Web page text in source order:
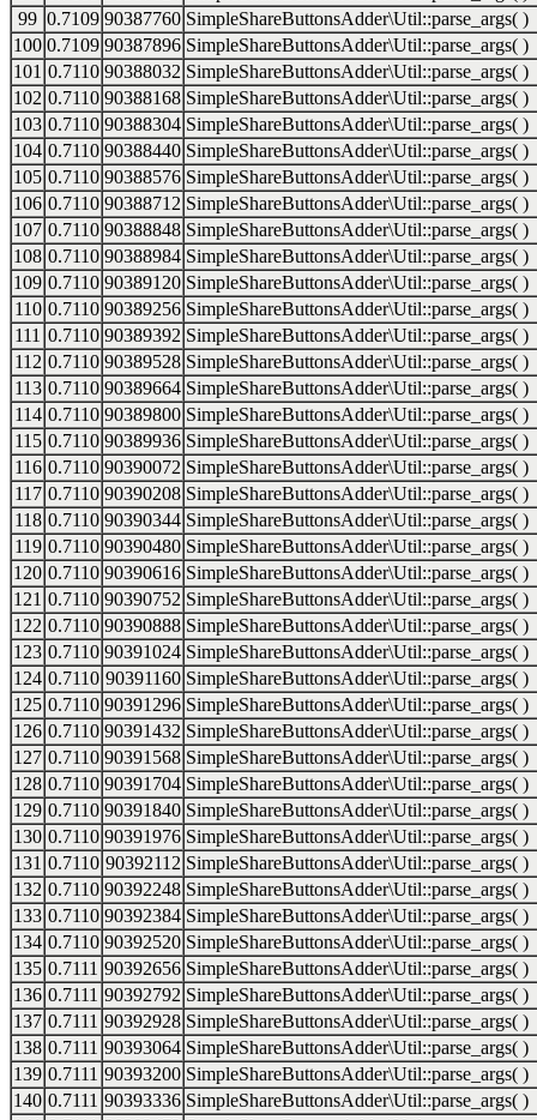
99 0.7109 90387760 SimpleShareButtonsAdder\Util::parse_args( )
100 0.7109 90387896 SimpleShareButtonsAdder\Util::parse_args( )
101 0.7110 90388032 SimpleShareButtonsAdder\Util::parse_args( )
102 0.7110 90388168 SimpleShareButtonsAdder\Util::parse_args( )
103 0.7110 90388304 SimpleShareButtonsAdder\Util::parse_args( )
104 0.7110 90388440 SimpleShareButtonsAdder\Util::parse_args( )
105 0.7110 90388576 SimpleShareButtonsAdder\Util::parse_args( )
106 0.7110 90388712 SimpleShareButtonsAdder\Util::parse_args( )
107 0.7110 90388848 SimpleShareButtonsAdder\Util::parse_args( )
108 0.7110 90388984 SimpleShareButtonsAdder\Util::parse_args( )
109 0.7110 90389120 SimpleShareButtonsAdder\Util::parse_args( )
110 0.7110 90389256 SimpleShareButtonsAdder\Util::parse_args( )
111 0.7110 90389392 SimpleShareButtonsAdder\Util::parse_args( )
112 0.7110 90389528 SimpleShareButtonsAdder\Util::parse_args( )
113 0.7110 90389664 SimpleShareButtonsAdder\Util::parse_args( )
114 0.7110 90389800 SimpleShareButtonsAdder\Util::parse_args( )
115 0.7110 90389936 SimpleShareButtonsAdder\Util::parse_args( )
116 0.7110 90390072 SimpleShareButtonsAdder\Util::parse_args( )
117 0.7110 90390208 SimpleShareButtonsAdder\Util::parse_args( )
118 0.7110 90390344 SimpleShareButtonsAdder\Util::parse_args( )
119 0.7110 90390480 SimpleShareButtonsAdder\Util::parse_args( )
120 0.7110 90390616 SimpleShareButtonsAdder\Util::parse_args( )
121 0.7110 90390752 SimpleShareButtonsAdder\Util::parse_args( )
122 0.7110 90390888 SimpleShareButtonsAdder\Util::parse_args( )
123 0.7110 90391024 SimpleShareButtonsAdder\Util::parse_args( )
124 0.7110 90391160 SimpleShareButtonsAdder\Util::parse_args( )
125 0.7110 90391296 SimpleShareButtonsAdder\Util::parse_args( )
126 0.7110 90391432 SimpleShareButtonsAdder\Util::parse_args( )
127 0.7110 90391568 SimpleShareButtonsAdder\Util::parse_args( )
128 0.7110 90391704 SimpleShareButtonsAdder\Util::parse_args( )
129 0.7110 90391840 SimpleShareButtonsAdder\Util::parse_args( )
130 0.7110 90391976 SimpleShareButtonsAdder\Util::parse_args( )
131 0.7110 90392112 SimpleShareButtonsAdder\Util::parse_args( )
132 0.7110 90392248 SimpleShareButtonsAdder\Util::parse_args( )
133 0.7110 90392384 SimpleShareButtonsAdder\Util::parse_args( )
134 0.7110 90392520 SimpleShareButtonsAdder\Util::parse_args( )
135 0.7111 90392656 SimpleShareButtonsAdder\Util::parse_args( )
136 0.7111 90392792 SimpleShareButtonsAdder\Util::parse_args( )
137 0.7111 90392928 SimpleShareButtonsAdder\Util::parse_args( )
138 0.7111 90393064 SimpleShareButtonsAdder\Util::parse_args( )
139 0.7111 90393200 SimpleShareButtonsAdder\Util::parse_args( )
140 0.7111 90393336 SimpleShareButtonsAdder\Util::parse_args( )